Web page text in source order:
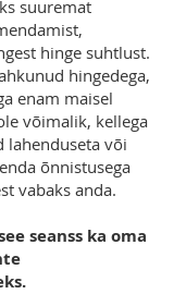
suuremat
hinge suhtlust.
hingedega,
enam maisel
võimalik, kellega
lahenduseta või
õnnistusega
vabaks anda.
seanss ka oma